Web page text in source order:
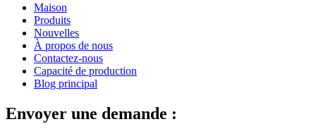
Maison
Produits
Nouvelles
À propos de nous
Contactez-nous
Capacité de production
Blog principal
Envoyer une demande :